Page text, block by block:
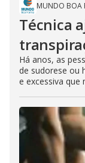
MUNDO BOA
Técnica
Há anos, as
de sudorese ou
e excessiva que